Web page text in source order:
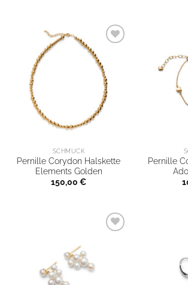
SCHMUCK
Pernille Corydon Halskette
Elements Golden
150,00 €
Pernille